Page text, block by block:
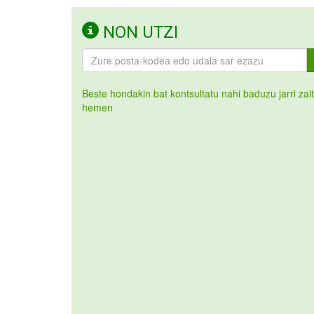
NON UTZI
Beste hondakin bat kontsultatu nahi baduzu jarri
hemen